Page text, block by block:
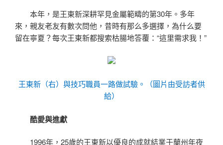
本年，是王東新深耕罕見金屬範疇的第30年。多年
來，親友老友有數次問他，昔時有那么多選擇，為什么要
留在寧夏？每次王東新都搜索枯腸地答覆：“這里需求我！”
王東新（右）與技巧職員一路做試驗。（圖片由受訪者供
給）
酷愛與進獻
1996年，25歲的王東新以優良的成就結業于蘭州年夜